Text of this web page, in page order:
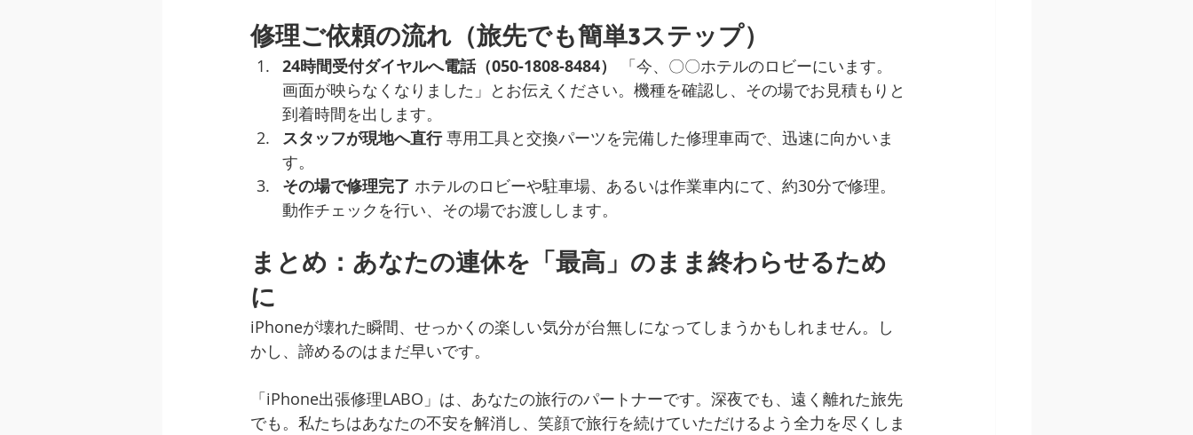
修理ご依頼の流れ（旅先でも簡単3ステップ）
24時間受付ダイヤルへ電話（050-1808-8484）
「今、〇〇ホテルのロビーにいます。
画面が映らなくなりました」とお伝えください。機種を確認し、その場でお見積もりと
到着時間を出します。
スタッフが現地へ直行 専用工具と交換パーツを完備した修理車両で、迅速に向かいま
す。
その場で修理完了 ホテルのロビーや駐車場、あるいは作業車内にて、約30分で修理。
動作チェックを行い、その場でお渡しします。
まとめ：あなたの連休を「最高」のまま終わらせるため
に
iPhoneが壊れた瞬間、せっかくの楽しい気分が台無しになってしまうかもしれません。し
かし、諦めるのはまだ早いです。
「iPhone出張修理LABO」は、あなたの旅行のパートナーです。深夜でも、遠く離れた旅先
でも。私たちはあなたの不安を解消し、笑顔で旅行を続けていただけるよう全力を尽くしま